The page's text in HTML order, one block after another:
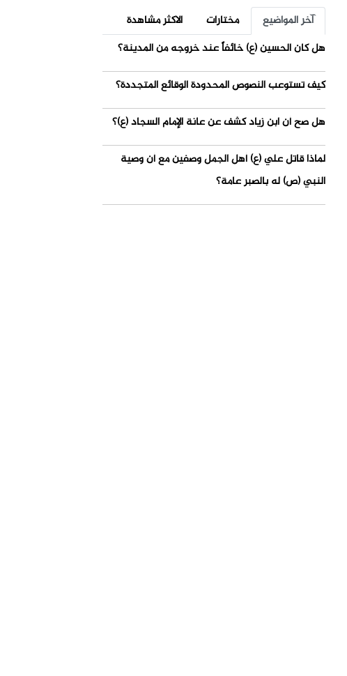
آخر المواضيع مختارات
الاكثر مشاهدة
هل كان الحسين (ع) خائفاً عند خروجه من المدينة؟
كيف تستوعب النصوص المحدودة الوقائع المتجددة؟
هل صح أن ابن زياد كشف عن عانة الإمام السجاد (ع)؟
لماذا قاتل علي (ع) أهل الجمل وصفين مع أن وصية
النبي (ص) له بالصبر عامة؟